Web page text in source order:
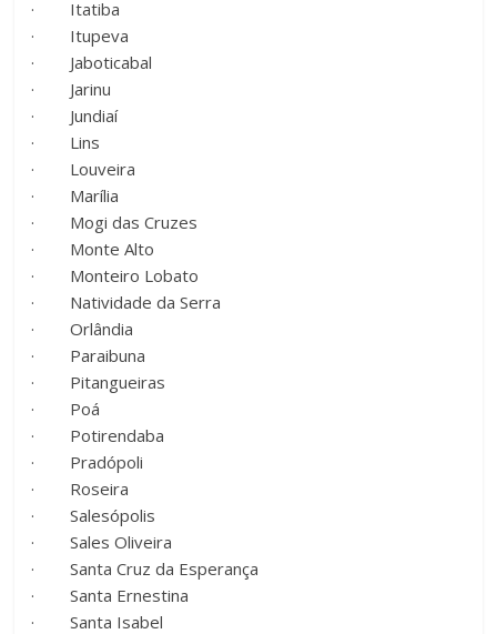
· Itatiba
· Itupeva
· Jaboticabal
· Jarinu
· Jundiaí
· Lins
· Louveira
· Marília
· Mogi das Cruzes
· Monte Alto
· Monteiro Lobato
· Natividade da Serra
· Orlândia
· Paraibuna
· Pitangueiras
· Poá
· Potirendaba
· Pradópoli
· Roseira
· Salesópolis
· Sales Oliveira
· Santa Cruz da Esperança
· Santa Ernestina
· Santa Isabel